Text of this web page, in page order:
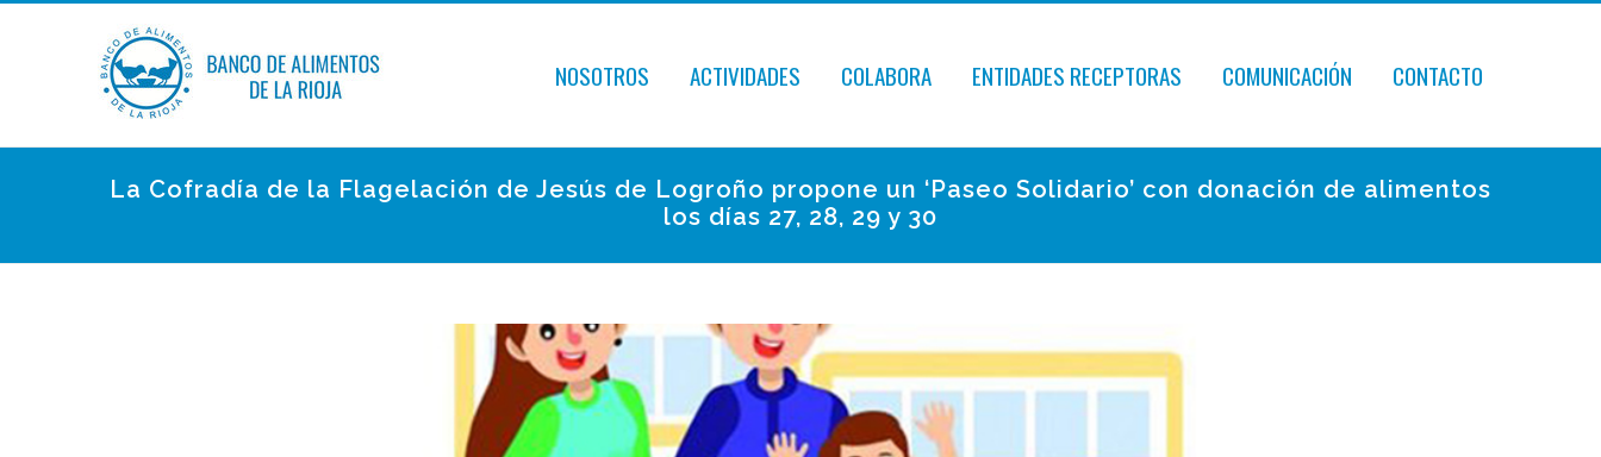
NOSOTROS ACTIVIDADES COLABORA ENTIDADES RECEPTORAS COMUNICACIÓN CONTACTO
La Cofradía de la Flagelación de Jesús de Logroño propone un ‘Paseo Solidario’ con donación de alimentos
los días 27, 28, 29 y 30